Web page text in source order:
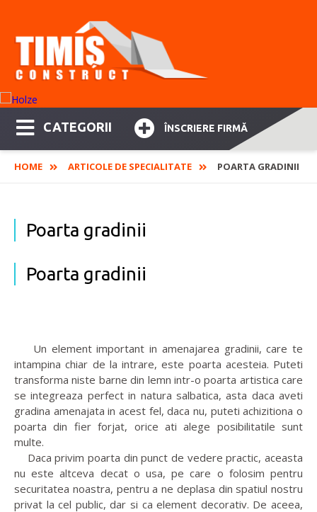
CATEGORII ÎNSCRIERE FIRMĂ
HOME ARTICOLE DE SPECIALITATE POARTA GRADINII
Poarta gradinii
Poarta gradinii
Un element important in amenajarea gradinii, care te
intampina chiar de la intrare, este poarta acesteia. Puteti
transforma niste barne din lemn intr-o poarta artistica care
se integreaza perfect in natura salbatica, asta daca aveti
gradina amenajata in acest fel, daca nu, puteti achizitiona o
poarta din fier forjat, orice ati alege posibilitatile sunt
multe.
Daca privim poarta din punct de vedere practic, aceasta
nu este altceva decat o usa, pe care o folosim pentru
securitatea noastra, pentru a ne deplasa din spatiul nostru
privat la cel public, dar si ca element decorativ. De aceea,